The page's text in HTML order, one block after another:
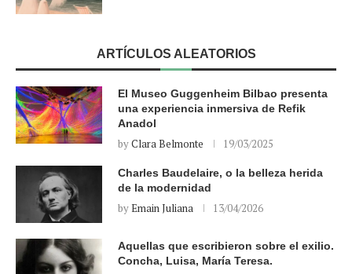
ARTÍCULOS ALEATORIOS
El Museo Guggenheim Bilbao presenta
una experiencia inmersiva de Refik
Anadol
byClara Belmonte 19/03/2025
Charles Baudelaire, o la belleza herida
de la modernidad
byEmain Juliana 13/04/2026
Aquellas que escribieron sobre el exilio.
Concha, Luisa, María Teresa.